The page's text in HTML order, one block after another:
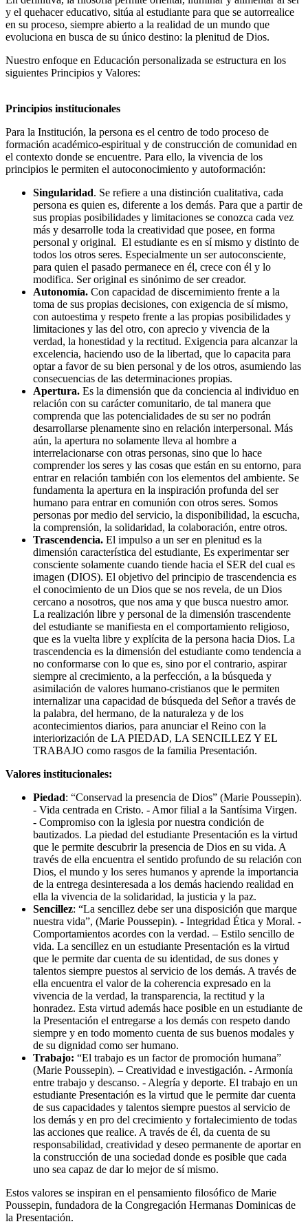
y el quehacer educativo, sitúa al estudiante para que se autorrealice
en su proceso, siempre abierto a la realidad de un mundo que
evoluciona en busca de su único destino: la plenitud de Dios.
Nuestro enfoque en Educación personalizada se estructura en los
siguientes Principios y Valores:
Principios institucionales
Para la Institución, la persona es el centro de todo proceso de
formación académico-espiritual y de construcción de comunidad en
el contexto donde se encuentre. Para ello, la vivencia de los
principios le permiten el autoconocimiento y autoformación:
Singularidad. Se refiere a una distinción cualitativa, cada
persona es quien es, diferente a los demás. Para que a partir de
sus propias posibilidades y limitaciones se conozca cada vez
más y desarrolle toda la creatividad que posee, en forma
personal y original. El estudiante es en sí mismo y distinto de
todos los otros seres. Especialmente un ser autoconsciente,
para quien el pasado permanece en él, crece con él y lo
modifica. Ser original es sinónimo de ser creador.
Autonomía. Con capacidad de discernimiento frente a la
toma de sus propias decisiones, con exigencia de sí mismo,
con autoestima y respeto frente a las propias posibilidades y
limitaciones y las del otro, con aprecio y vivencia de la
verdad, la honestidad y la rectitud. Exigencia para alcanzar la
excelencia, haciendo uso de la libertad, que lo capacita para
optar a favor de su bien personal y de los otros, asumiendo las
consecuencias de las determinaciones propias.
Apertura. Es la dimensión que da conciencia al individuo en
relación con su carácter comunitario, de tal manera que
comprenda que las potencialidades de su ser no podrán
desarrollarse plenamente sino en relación interpersonal. Más
aún, la apertura no solamente lleva al hombre a
interrelacionarse con otras personas, sino que lo hace
comprender los seres y las cosas que están en su entorno, para
entrar en relación también con los elementos del ambiente. Se
fundamenta la apertura en la inspiración profunda del ser
humano para entrar en comunión con otros seres. Somos
personas por medio del servicio, la disponibilidad, la escucha,
la comprensión, la solidaridad, la colaboración, entre otros.
Trascendencia. El impulso a un ser en plenitud es la
dimensión característica del estudiante, Es experimentar ser
consciente solamente cuando tiende hacia el SER del cual es
imagen (DIOS). El objetivo del principio de trascendencia es
el conocimiento de un Dios que se nos revela, de un Dios
cercano a nosotros, que nos ama y que busca nuestro amor.
La realización libre y personal de la dimensión trascendente
del estudiante se manifiesta en el comportamiento religioso,
que es la vuelta libre y explícita de la persona hacia Dios. La
trascendencia es la dimensión del estudiante como tendencia a
no conformarse con lo que es, sino por el contrario, aspirar
siempre al crecimiento, a la perfección, a la búsqueda y
asimilación de valores humano-cristianos que le permiten
internalizar una capacidad de búsqueda del Señor a través de
la palabra, del hermano, de la naturaleza y de los
acontecimientos diarios, para anunciar el Reino con la
interiorización de LA PIEDAD, LA SENCILLEZ Y EL
TRABAJO como rasgos de la familia Presentación.
Valores institucionales:
Piedad: “Conservad la presencia de Dios” (Marie Poussepin).
- Vida centrada en Cristo. - Amor filial a la Santísima Virgen.
- Compromiso con la iglesia por nuestra condición de
bautizados. La piedad del estudiante Presentación es la virtud
que le permite descubrir la presencia de Dios en su vida. A
través de ella encuentra el sentido profundo de su relación con
Dios, el mundo y los seres humanos y aprende la importancia
de la entrega desinteresada a los demás haciendo realidad en
ella la vivencia de la solidaridad, la justicia y la paz.
Sencillez: “La sencillez debe ser una disposición que marque
nuestra vida”, (Marie Poussepin). - Integridad Ética y Moral. -
Comportamientos acordes con la verdad. – Estilo sencillo de
vida. La sencillez en un estudiante Presentación es la virtud
que le permite dar cuenta de su identidad, de sus dones y
talentos siempre puestos al servicio de los demás. A través de
ella encuentra el valor de la coherencia expresado en la
vivencia de la verdad, la transparencia, la rectitud y la
honradez. Esta virtud además hace posible en un estudiante de
la Presentación el entregarse a los demás con respeto dando
siempre y en todo momento cuenta de sus buenos modales y
de su dignidad como ser humano.
Trabajo: “El trabajo es un factor de promoción humana”
(Marie Poussepin). – Creatividad e investigación. - Armonía
entre trabajo y descanso. - Alegría y deporte. El trabajo en un
estudiante Presentación es la virtud que le permite dar cuenta
de sus capacidades y talentos siempre puestos al servicio de
los demás y en pro del crecimiento y fortalecimiento de todas
las acciones que realice. A través de él, da cuenta de su
responsabilidad, creatividad y deseo permanente de aportar en
la construcción de una sociedad donde es posible que cada
uno sea capaz de dar lo mejor de sí mismo.
Estos valores se inspiran en el pensamiento filosófico de Marie
Poussepin, fundadora de la Congregación Hermanas Dominicas de
la Presentación.